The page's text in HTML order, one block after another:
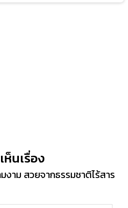
นเรื่อง
งาม สวยจากธรรมชาติไร้สาร